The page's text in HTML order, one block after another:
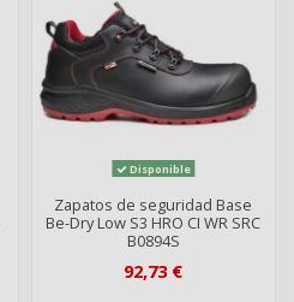
Disponible
Zapatos de seguridad Base
Be-Dry Low S3 HRO CI WR SRC
B0894S
92,73 €